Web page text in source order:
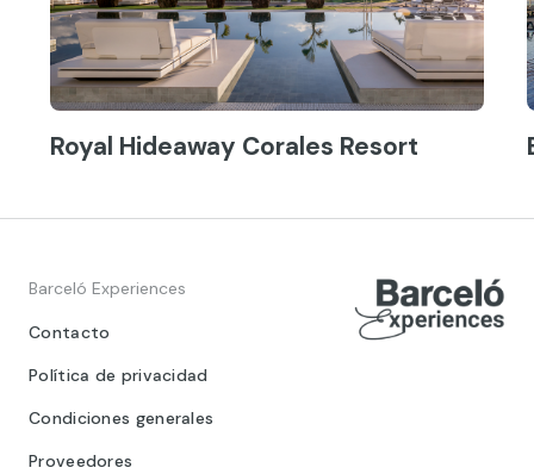
Royal Hideaway Corales Resort
Barceló Experiences
Contacto
Política de privacidad
Condiciones generales
Proveedores